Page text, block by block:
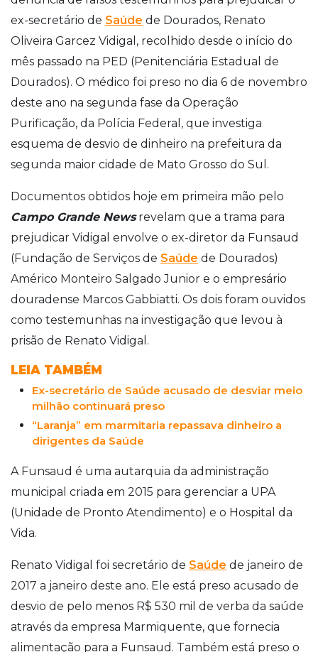
ex-secretário de Saúde de Dourados, Renato
Oliveira Garcez Vidigal, recolhido desde o início do
mês passado na PED (Penitenciária Estadual de
Dourados). O médico foi preso no dia 6 de novembro
deste ano na segunda fase da Operação
Purificação, da Polícia Federal, que investiga
esquema de desvio de dinheiro na prefeitura da
segunda maior cidade de Mato Grosso do Sul.
Documentos obtidos hoje em primeira mão pelo
Campo Grande Newsrevelam que a trama para
prejudicar Vidigal envolve o ex-diretor da Funsaud
(Fundação de Serviços de Saúde de Dourados)
Américo Monteiro Salgado Junior e o empresário
douradense Marcos Gabbiatti. Os dois foram ouvidos
como testemunhas na investigação que levou à
prisão de Renato Vidigal.
LEIA TAMBÉM
Ex-secretário de Saúde acusado de desviar meio
milhão continuará preso
“Laranja” em marmitaria repassava dinheiro a
dirigentes da Saúde
A Funsaud é uma autarquia da administração
municipal criada em 2015 para gerenciar a UPA
(Unidade de Pronto Atendimento) e o Hospital da
Vida.
Renato Vidigal foi secretário de Saúde de janeiro de
2017 a janeiro deste ano. Ele está preso acusado de
desvio de pelo menos R$ 530 mil de verba da saúde
através da empresa Marmiquente, que fornecia
alimentação para a Funsaud. Também está preso o